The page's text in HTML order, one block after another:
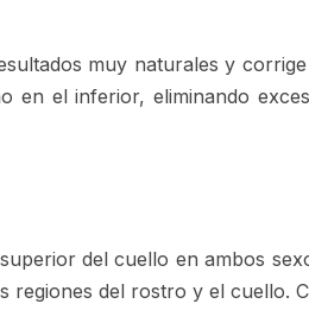
muy naturales y
el inferior, eliminando
del cuello en ambos
regiones del rostro y el cuello.